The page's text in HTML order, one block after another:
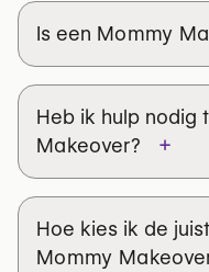
Is een Mommy
Heb ik hulp nodig
Makeover? +
Hoe kies ik de
Mommy